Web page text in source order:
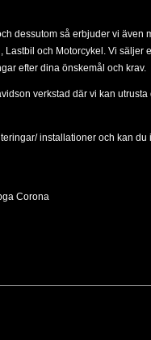
dessutom så erbjuder vi även
Lastbil och Motorcykel . Vi säljer
efter dina önskemål och krav.
verkstad där vi kan
installationeroch kan du
Corona